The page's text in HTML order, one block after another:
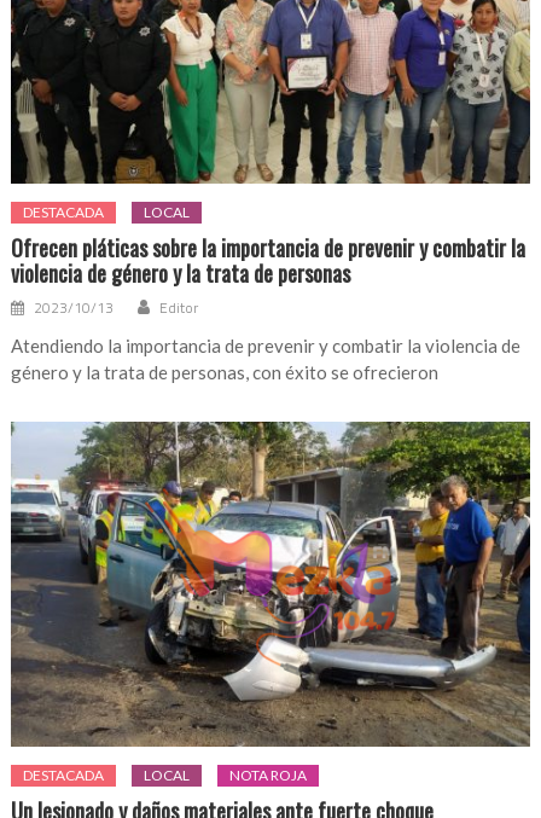
DESTACADA LOCAL
Ofrecen pláticas sobre la importancia de prevenir y combatir la
violencia de género y la trata de personas
2023/10/13 Editor
Atendiendo la importancia de prevenir y combatir la violencia de
género y la trata de personas, con éxito se ofrecieron
DESTACADA LOCAL NOTA ROJA
Un lesionado y daños materiales ante fuerte choque